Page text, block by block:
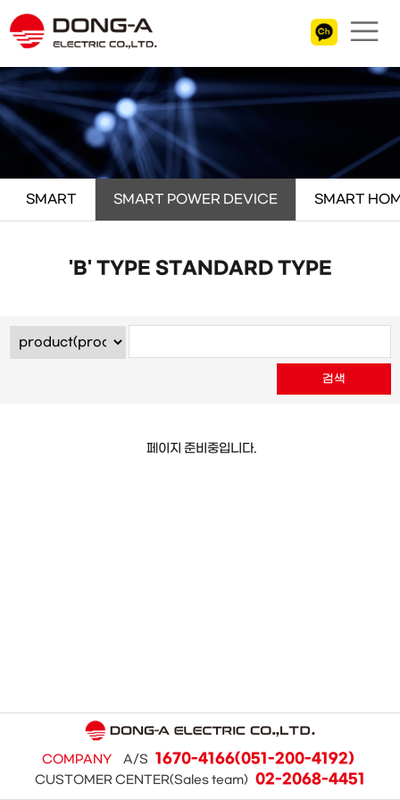
SMART SMART POWER DEVICE SMART
'B' TYPE STANDARD TYPE
검색
페이지 준비중입니다.
COMPANY A/S 1670-4166(051-200-4192)
CUSTOMER CENTER(Sales team) 02-2068-4451